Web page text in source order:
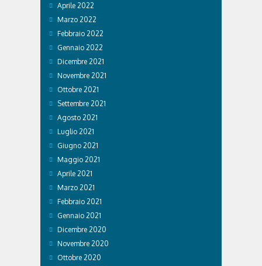
Aprile 2022
Marzo 2022
Febbraio 2022
Gennaio 2022
Dicembre 2021
Novembre 2021
Ottobre 2021
Settembre 2021
Agosto 2021
Luglio 2021
Giugno 2021
Maggio 2021
Aprile 2021
Marzo 2021
Febbraio 2021
Gennaio 2021
Dicembre 2020
Novembre 2020
Ottobre 2020